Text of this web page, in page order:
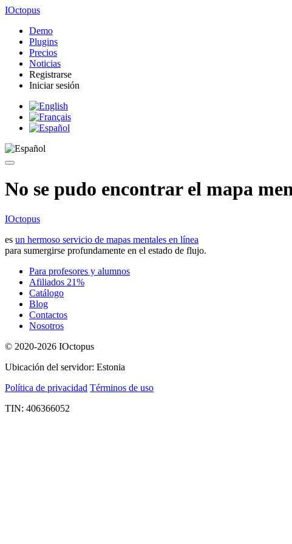
IOctopus
Demo
Plugins
Precios
Noticias
Registrarse
Iniciar sesión
No se pudo encontrar el mapa
IOctopus
es un hermoso servicio de mapas mentales en línea
para sumergirse profundamente en el estado de flujo.
Para profesores y alumnos
Afiliados 21%
Catálogo
Blog
Contactos
Nosotros
© 2020-2026 IOctopus
Ubicación del servidor: Estonia
Política de privacidad Términos de uso
TIN: 406366052